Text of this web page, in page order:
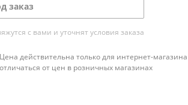
заказ
с вами и уточнят условия заказа
Цена действительна только для интернет-
отличаться от цен в розничных магазинах